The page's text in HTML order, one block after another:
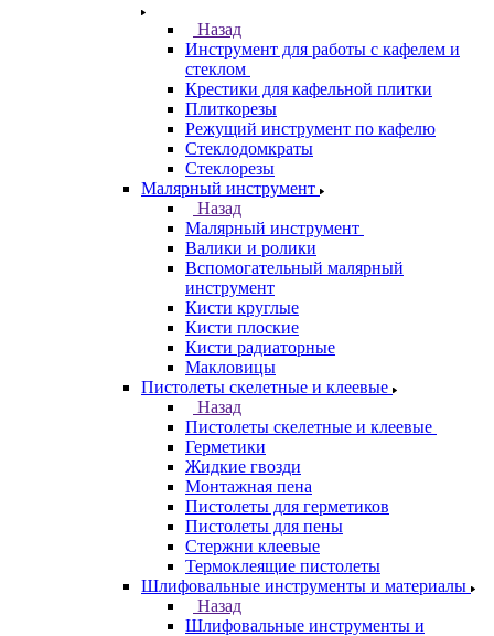
Назад
Инструмент для работы с кафелем и
стеклом
Крестики для кафельной плитки
Плиткорезы
Режущий инструмент по кафелю
Стеклодомкраты
Стеклорезы
Малярный инструмент
Назад
Малярный инструмент
Валики и ролики
Вспомогательный малярный
инструмент
Кисти круглые
Кисти плоские
Кисти радиаторные
Макловицы
Пистолеты скелетные и клеевые
Назад
Пистолеты скелетные и клеевые
Герметики
Жидкие гвозди
Монтажная пена
Пистолеты для герметиков
Пистолеты для пены
Стержни клеевые
Термоклеящие пистолеты
Шлифовальные инструменты и материалы
Назад
Шлифовальные инструменты и